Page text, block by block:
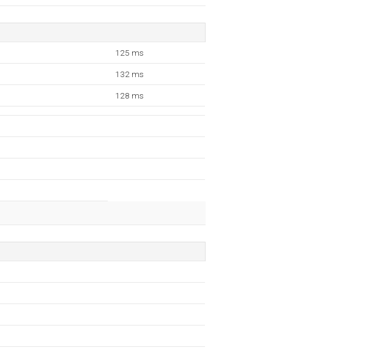
125 ms
132 ms
128 ms